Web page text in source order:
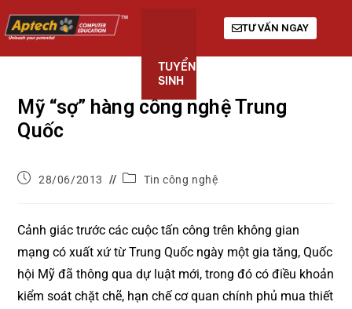
TUYỂN
SINH
TƯ VẤN NGAY
Mỹ “sợ” hàng công nghệ Trung
Quốc
28/06/2013 Tin công nghệ
Cảnh giác trước các cuộc tấn công trên không gian
mạng có xuất xứ từ Trung Quốc ngày một gia tăng, Quốc
hội Mỹ đã thông qua dự luật mới, trong đó có điều khoản
kiểm soát chặt chẽ, hạn chế cơ quan chính phủ mua thiết